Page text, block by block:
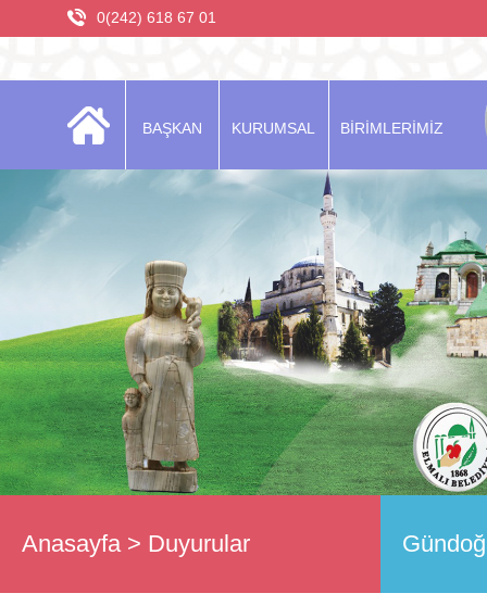
0(242) 618 67 01
BAŞKAN KURUMSAL BİRİMLERİMİZ
Anasayfa> Duyurular